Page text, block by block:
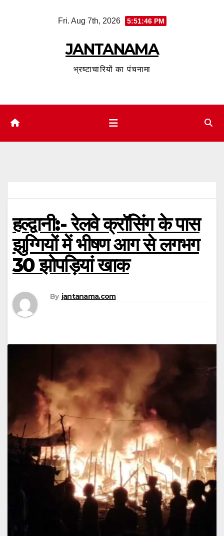
Fri. Aug 7th, 2026 5:51:47 PM
JANTANAMA
भ्रष्टाचारियों का पंचनामा
हल्द्वानी:- रेलवे क्रॉसिंग के पास
झुग्गियों में भीषण आग से लगभग
30 झोपड़ियां खाक
By jantanama.com